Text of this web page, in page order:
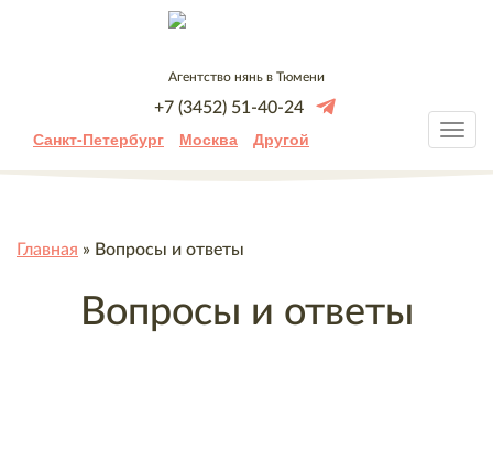
Агентство нянь в Тюмени
+7 (3452) 51-40-24
Санкт-Петербург Москва Другой
Главная » Вопросы и ответы
Вопросы и ответы